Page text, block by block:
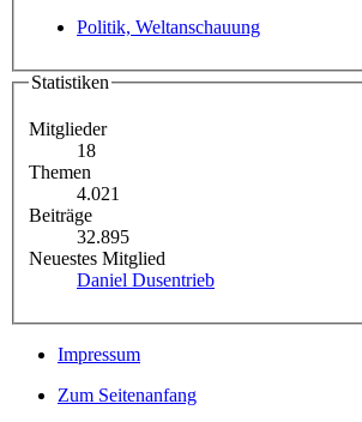
Politik, Weltanschauung
Statistiken
Mitglieder
18
Themen
4.021
Beiträge
32.895
Neuestes Mitglied
Daniel Dusentrieb
Impressum
Zum Seitenanfang